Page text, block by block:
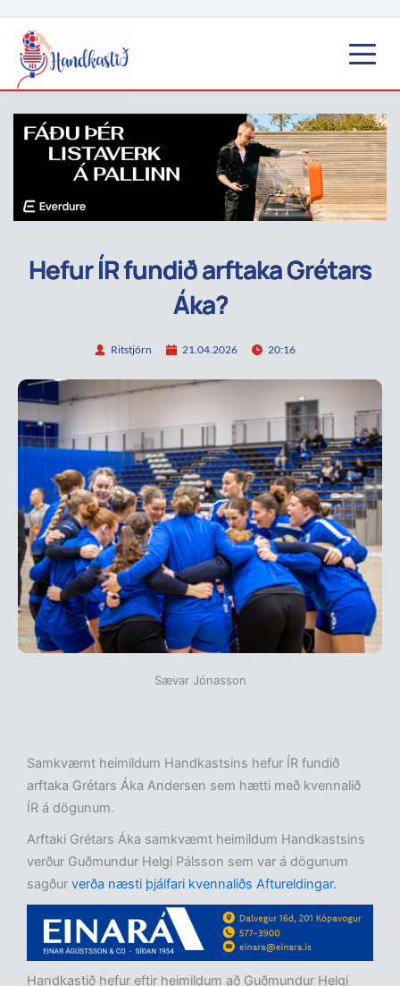
Hefur ÍR fundið arftaka Grétars
Áka?
Ritstjórn 21.04.2026 20:16
Sævar Jónasson
Samkvæmt heimildum Handkastsins hefur ÍR fundið
arftaka Grétars Áka Andersen sem hætti með kvennalið
ÍR á dögunum.
Arftaki Grétars Áka samkvæmt heimildum Handkastsins
verður Guðmundur Helgi Pálsson sem var á dögunum
sagður verða næsti þjálfari kvennaliðs Aftureldingar.
Handkastið hefur eftir heimildum að Guðmundur Helgi